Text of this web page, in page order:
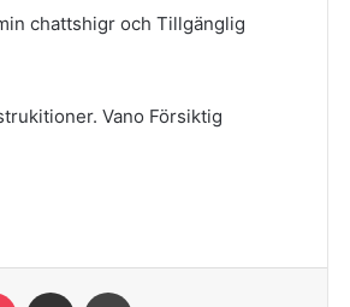
chattshigr och Tillgänglig
Vano Försiktig
Pocket Share via Email